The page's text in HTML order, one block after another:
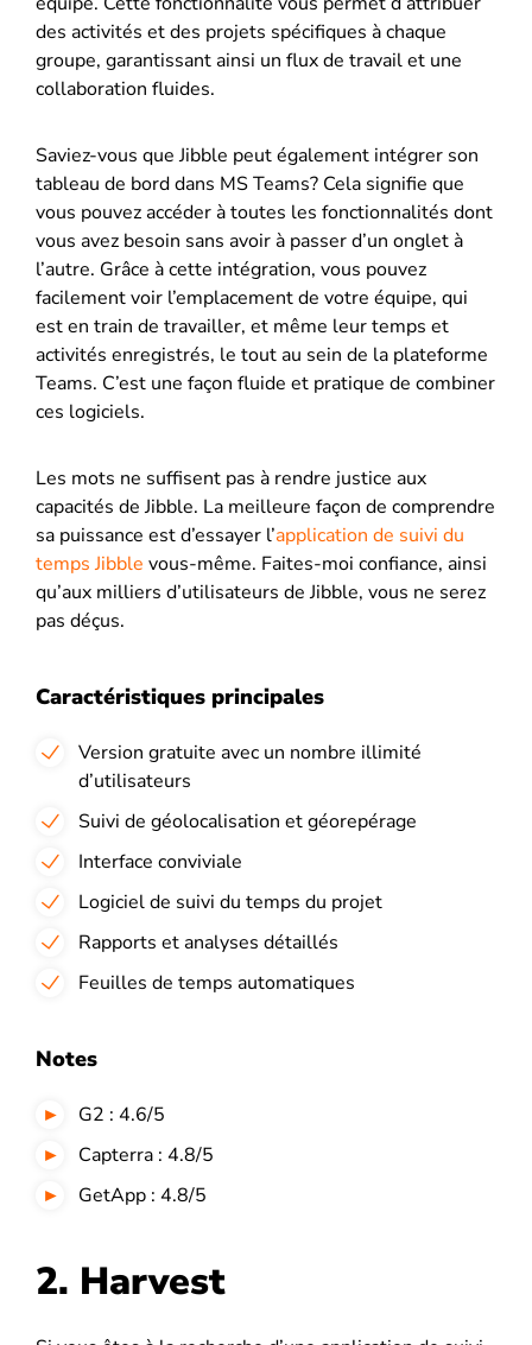
des activités et des projets spécifiques à chaque
groupe, garantissant ainsi un flux de travail et une
collaboration fluides.
Saviez-vous que Jibble peut également intégrer son
tableau de bord dans MS Teams? Cela signifie que
vous pouvez accéder à toutes les fonctionnalités dont
vous avez besoin sans avoir à passer d’un onglet à
l’autre. Grâce à cette intégration, vous pouvez
facilement voir l’emplacement de votre équipe, qui
est en train de travailler, et même leur temps et
activités enregistrés, le tout au sein de la plateforme
Teams. C’est une façon fluide et pratique de combiner
ces logiciels.
Les mots ne suffisent pas à rendre justice aux
capacités de Jibble. La meilleure façon de comprendre
sa puissance est d’essayer l’application de suivi du
temps Jibble vous-même. Faites-moi confiance, ainsi
qu’aux milliers d’utilisateurs de Jibble, vous ne serez
pas déçus.
Caractéristiques principales
Version gratuite avec un nombre illimité
d’utilisateurs
Suivi de géolocalisation et géorepérage
Interface conviviale
Logiciel de suivi du temps du projet
Rapports et analyses détaillés
Feuilles de temps automatiques
Notes
G2 : 4.6/5
Capterra : 4.8/5
GetApp : 4.8/5
2. Harvest